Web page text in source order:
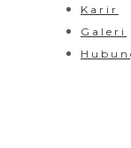
Karir
Galeri